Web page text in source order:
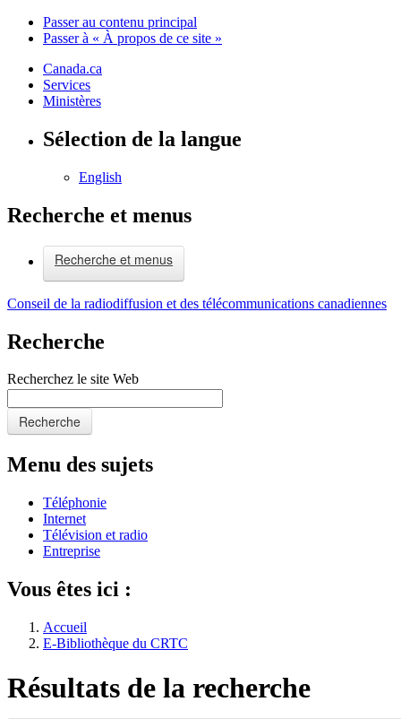
Passer au contenu principal
Passer à « À propos de ce site »
Canada.ca
Services
Ministères
Sélection de la langue
English
Recherche et menus
Recherche et menus
Conseil de la radiodiffusion et des télécommunications canadiennes
Recherche
Recherchez le site Web
Recherche
Menu des sujets
Téléphonie
Internet
Télévision et radio
Entreprise
Vous êtes ici :
Accueil
E-Bibliothèque du CRTC
Résultats de la recherche